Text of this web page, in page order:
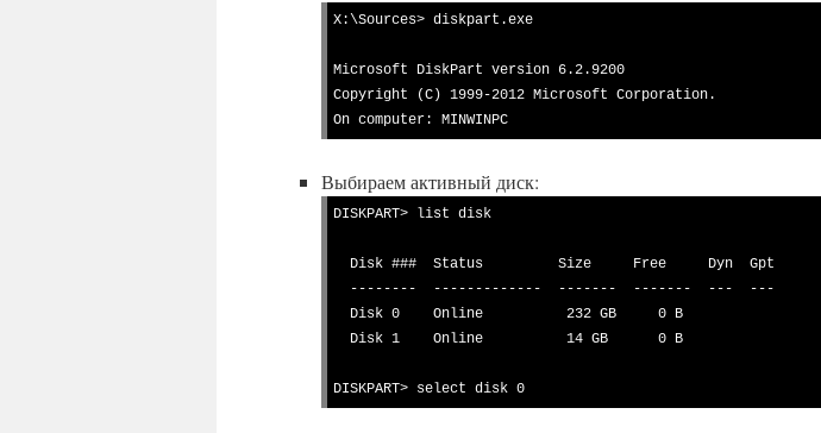
X:\Sources> diskpart.exe
Microsoft DiskPart version 6.2.9200
Copyright (C) 1999-2012 Microsoft Corporation.
On computer: MINWINPC
Выбираем активный диск:
DISKPART> list disk
DISKPART> select disk 0